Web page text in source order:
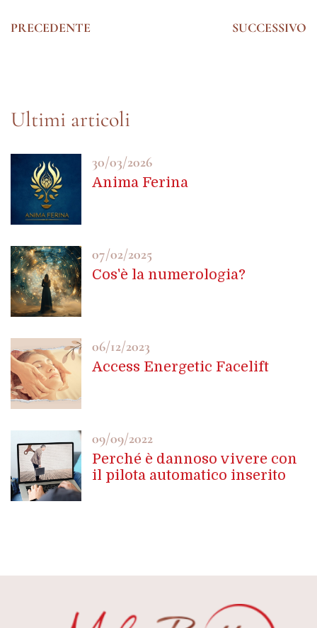
PRECEDENTE SUCCESSIVO
30/03/2026
Anima Ferina
07/02/2025
Cos'è la numerologia?
06/12/2023
Access Energetic Facelift
09/09/2022
Perché è dannoso vivere con
il pilota automatico inserito